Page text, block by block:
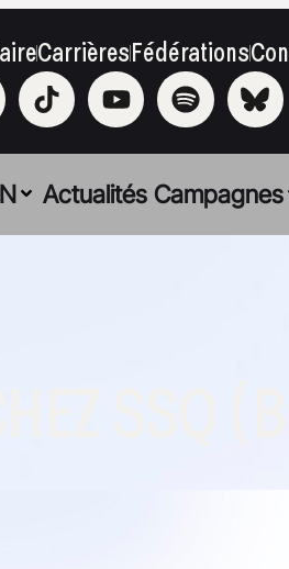
CarrièresFédérations
Actualités Campagnes